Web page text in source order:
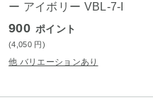
ー アイボリー VBL-7-I
900 ポイント
(4,050 円)
他 バリエーションあり